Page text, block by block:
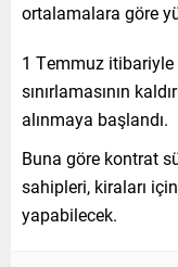
ortalamalara göre
1 Temmuz
sınırlamasının
alınmaya başlandı.
Buna göre kontrat
sahipleri, kiraları
yapabilecek.